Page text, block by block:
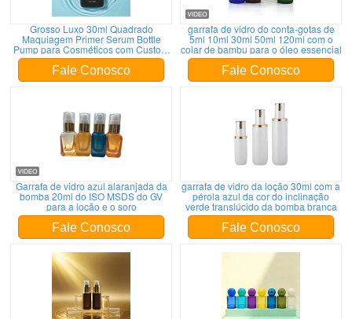
Grosso Luxo 30ml Quadrado
Maquiagem Primer Serum Bottle
Pump para Cosméticos com Custom
Logo Printing Cap
Fale Conosco
garrafa de vidro do conta-gotas de
5ml 10ml 30ml 50ml 120ml com o
colar de bambu para o óleo essencial
Fale Conosco
Garrafa de vidro azul alaranjada da
bomba 20ml do ISO MSDS do GV
para a loção e o soro
Fale Conosco
garrafa de vidro da loção 30ml com a
pérola azul da cor do inclinação
verde translúcido da bomba branca
Fale Conosco